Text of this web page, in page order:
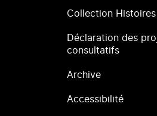
Collection
Déclaration des
consultatifs
Archive
Accessibilité